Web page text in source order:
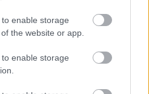
enable storage
the website or app.
enable storage